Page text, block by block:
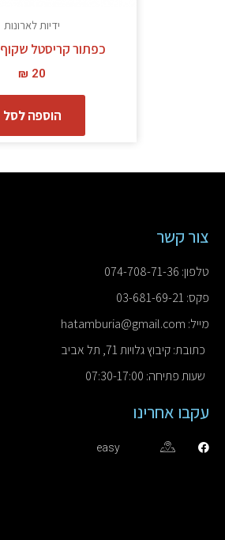
ידיות לארונות
כפתור קריסטל שקוף 30 מ"מ
₪ 20
הוספה לסל
צור קשר
טלפון: 074-708-71-36
פקס: 03-681-69-21
מייל: hatamburia@gmail.com
כתובת: קיבוץ גלויות 71, תל אביב
שעות פתיחה: 07:30-17:00
עקבו אחרינו
easy